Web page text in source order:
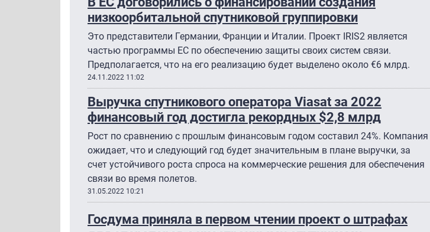
низкоорбитальной спутниковой группировки
Это представители Германии, Франции и Италии. Проект IRIS2 является
частью программы ЕС по обеспечению защиты своих систем связи.
Предполагается, что на его реализацию будет выделено около €6 млрд.
24.11.2022 11:02
Выручка спутникового оператора Viasat за 2022
финансовый год достигла рекордных $2,8 млрд
Рост по сравнению с прошлым финансовым годом составил 24%. Компания
ожидает, что и следующий год будет значительным в плане выручки, за
счет устойчивого роста спроса на коммерческие решения для обеспечения
связи во время полетов.
31.05.2022 10:21
Госдума приняла в первом чтении проект о штрафах